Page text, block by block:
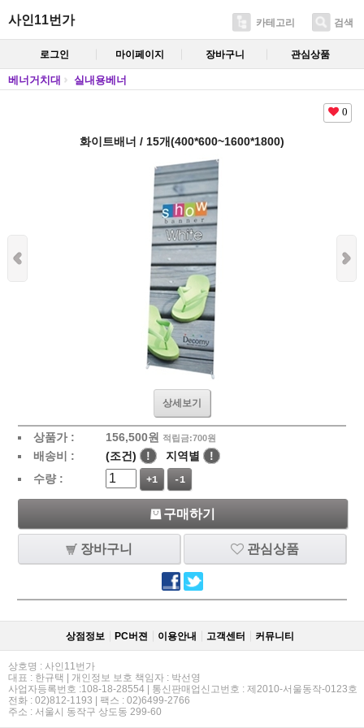
사인11번가 카테고리 검색
로그인 마이페이지 장바구니 관심상품
베너거치대 실내용베너
0
화이트배너 / 15개(400*600~1600*1800)
상세보기
상품가 : 156,500원 적립금:700원
배송비 : (조건) ! 지역별
!
수량 :
+1 -1
구매하기
장바구니 관심상품
상점정보 PC버젼 이용안내 고객센터 커뮤니티
상호명 : 사인11번가
대표 : 한규택 | 개인정보 보호 책임자 : 박선영
사업자등록번호 :108-18-28554 | 통신판매업신고번호 : 제2010-서울동작-0123호
전화 : 02)812-1193 | 팩스 : 02)6499-2766
주소 : 서울시 동작구 상도동 299-60